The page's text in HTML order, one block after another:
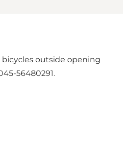
outside opening
56480291.